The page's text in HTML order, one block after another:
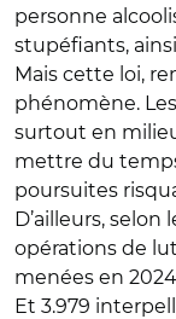
personne
stupéfiants,
Mais cette loi,
phénomène.
surtout en
mettre du
poursuites
D’ailleurs, selon
opérations de
menées en
Et 3.979